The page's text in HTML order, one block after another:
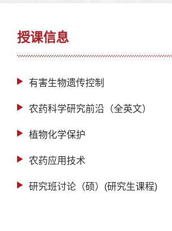
授课信息
有害生物遗传控制
农药科学研究前沿（全英文）
植物化学保护
农药应用技术
研究班讨论（硕）(研究生课程)